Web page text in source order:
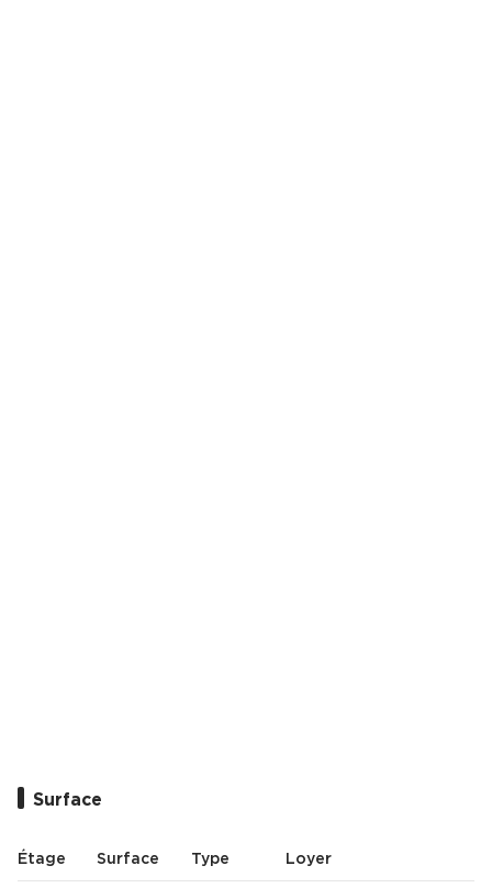
Surface
Étage Surface Type Loyer